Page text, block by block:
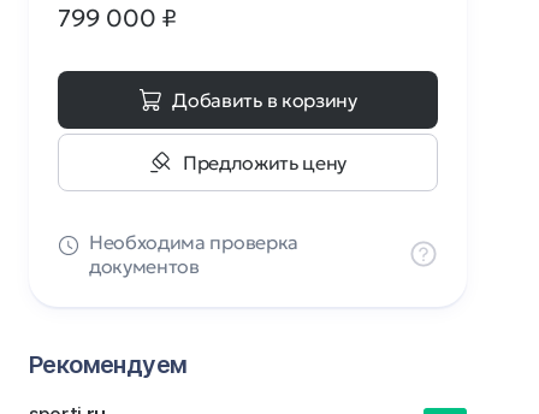
799 000 ₽
Добавить в корзину
Предложить цену
Необходима проверка
документов
Рекомендуем